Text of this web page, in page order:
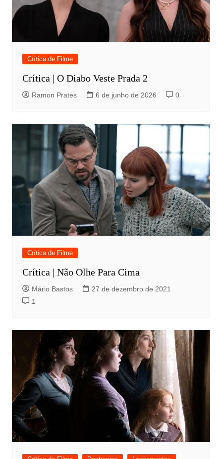
Crítica de Filme
Crítica | O Diabo Veste Prada 2
Ramon Prates 6 de junho de 2026 0
Crítica de Filme
Crítica | Não Olhe Para Cima
Mário Bastos
27 de dezembro de 2021
1